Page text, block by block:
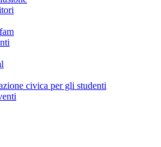
civica per gli studenti